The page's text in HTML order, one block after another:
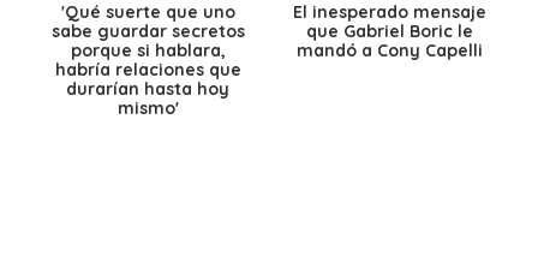
'Qué suerte que uno
sabe guardar secretos
porque si hablara,
habría relaciones que
durarían hasta hoy
mismo'
El inesperado mensaje
que Gabriel Boric le
mandó a Cony Capelli